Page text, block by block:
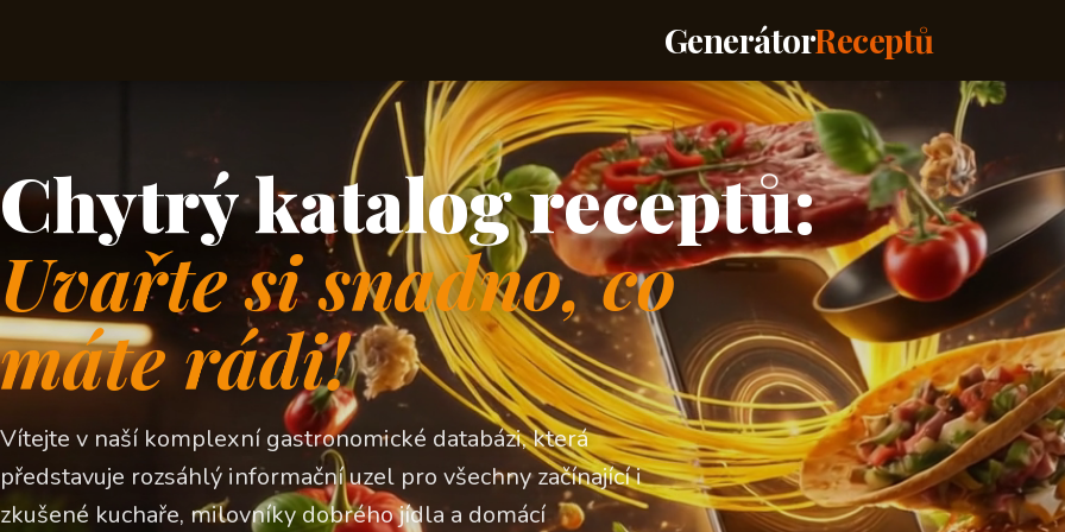
GenerátorReceptů
Chytrý katalog receptů:
Uvařte si snadno, co
máte rádi!
Vítejte v naší komplexní gastronomické databázi, která
představuje rozsáhlý informační uzel pro všechny začínající i
zkušené kuchaře, milovníky dobrého jídla a domácí